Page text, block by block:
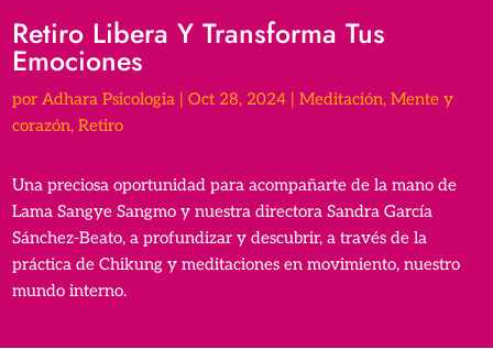
Retiro Libera Y Transforma Tus
Emociones
porAdhara Psicologia |Oct 28, 2024 |Meditación,Mente y
corazón,Retiro
Una preciosa oportunidad para acompañarte de la mano de
Lama Sangye Sangmo y nuestra directora Sandra García
Sánchez-Beato, a profundizar y descubrir, a través de la
práctica de Chikung y meditaciones en movimiento, nuestro
mundo interno.